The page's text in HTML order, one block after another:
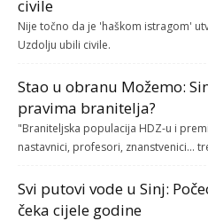
civile
Nije točno da je 'haškom istragom'
Uzdolju ubili civile.
Stao u obranu Možemo:
pravima branitelja?
"Braniteljska populacija HDZ-u i
nastavnici, profesori, znanstvenici...
Svi putovi vode u Sinj:
čeka cijele godine